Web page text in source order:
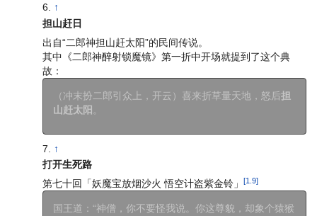
↑
担山赶日
出自“二郎神担山赶太阳”的民间传说。
其中《二郎神醉射锁魔镜》第一折中开场就提到了这个典
故：
（冲末扮二郎引众上，开云）喜来折草量天地，怒后担
山赶太阳
↑
打开生死路
第七十回「妖魔宝放烟沙火 悟空计盗紫金铃」
[1.9]
国王道：“神僧，你不要怪我说。你这尊貌，却象个猿猴